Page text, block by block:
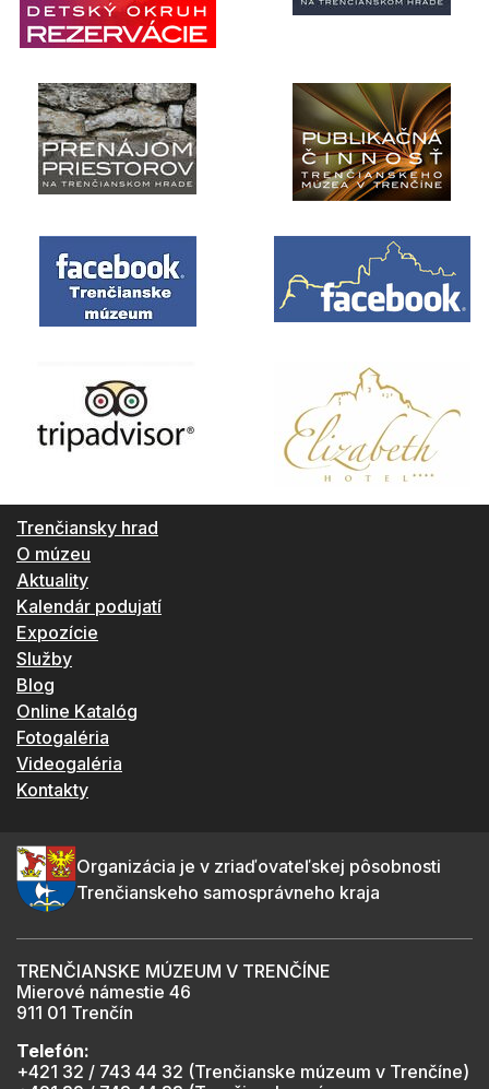
Trenčiansky hrad
O múzeu
Aktuality
Kalendár podujatí
Expozície
Služby
Blog
Online Katalóg
Fotogaléria
Videogaléria
Kontakty
Organizácia je v zriaďovateľskej pôsobnosti
Trenčianskeho samosprávneho kraja
TRENČIANSKE MÚZEUM V TRENČÍNE
Mierové námestie 46
911 01 Trenčín
Telefón:
+421 32 / 743 44 32 (Trenčianske múzeum v Trenčíne)